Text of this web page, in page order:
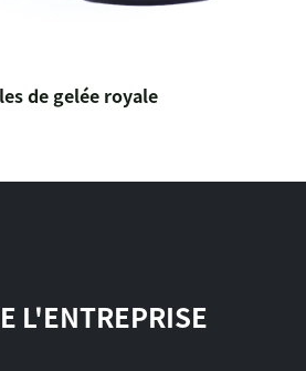
de gelée royale
L'ENTREPRISE